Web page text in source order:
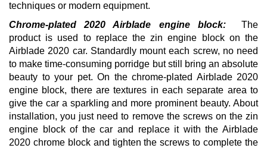
techniques or modern equipment.
Chrome-plated 2020 Airblade engine block:The
product is used to replace the zin engine block on the
Airblade 2020 car. Standardly mount each screw, no need
to make time-consuming porridge but still bring an absolute
beauty to your pet. On the chrome-plated Airblade 2020
engine block, there are textures in each separate area to
give the car a sparkling and more prominent beauty. About
installation, you just need to remove the screws on the zin
engine block of the car and replace it with the Airblade
2020 chrome block and tighten the screws to complete the